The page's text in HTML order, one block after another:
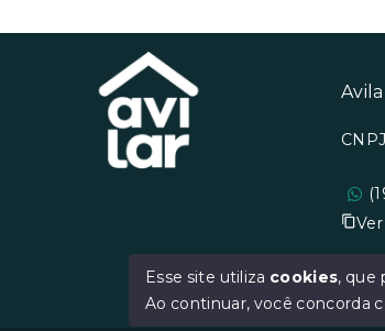
Esse site utiliza cookies, que
Ao continuar, você concorda